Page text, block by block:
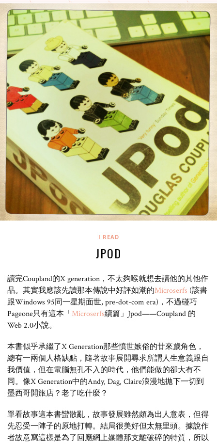
I READ
JPOD
讀完Coupland的X generation，不太夠喉就想去讀他的其他作
品。其實我應該先讀那本傳說中好評如潮的Microserfs (該書
跟Windows 95同一星期面世, pre-dot-com era)，不過碰巧
Pageone只有這本「 Microserfs續篇」Jpod——Coupland 的
Web 2.0小說。
本書似乎承繼了X Generation那些憤世嫉俗的廿來歲角色，
總有一兩個人格缺點，隨著故事展開尋求所謂人生意義跟自
我價值，但在電腦無孔不入的時代，他們能做的卻大有不
同。像X Generation中的Andy, Dag, Claire浪漫地拋下一切到
墨西哥開旅店？老了吃什麼？
單看故事這本書蠻散亂，故事發展雖然頗為出人意表，但得
先忍受一陣子的原地打轉。結局很美好但太無里頭。據說作
者故意寫這樣是為了回應網上媒體那支離破碎的特質，所以